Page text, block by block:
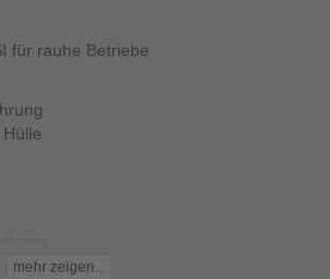
für rauhe Betriebe
mehr zeigen...